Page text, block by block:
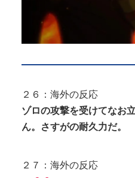
２６：海外の反応
ゾロの攻撃を受けてなお
ん。さすがの耐久力だ。
２７：海外の反応